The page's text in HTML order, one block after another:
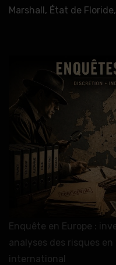
Marshall, État de
Enquête en Europe :
analyses des risques
international